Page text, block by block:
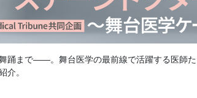
踊まで――。舞台医学の最前線で活躍する医師
介。